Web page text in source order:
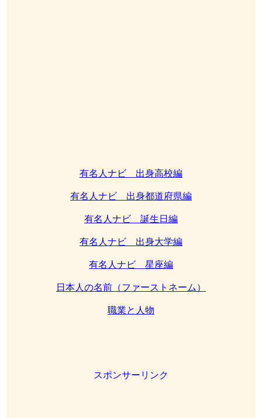
有名人ナビ 出身高校編
有名人ナビ 出身都道府県編
有名人ナビ 誕生日編
有名人ナビ 出身大学編
有名人ナビ 星座編
日本人の名前（ファーストネーム）
職業と人物
スポンサーリンク